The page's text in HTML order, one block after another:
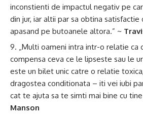
inconstienti de impactul negativ pe
din jur, iar altii par sa obtina satisfactie
apasand pe butoanele altora.” ~
„Multi oameni intra intr-o relatie ca
compensa ceva ce le lipseste sau le
este un bilet unic catre o relatie
dragostea conditionata – iti vei iubi
cat te ajuta sa te simti mai bine cu tine
Manson